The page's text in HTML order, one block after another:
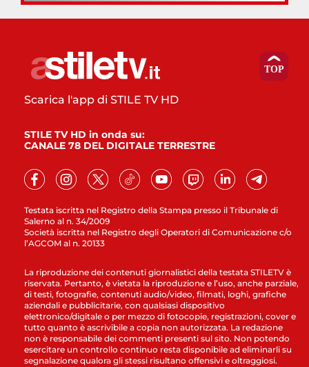
Testata iscritta nel Registro della Stampa presso il Tribunale di
Salerno al n. 34/2009
Società iscritta nel Registro degli Operatori di Comunicazione c/o
l’AGCOM al n. 20133
Scarica l'app di STILE TV HD
STILE TV HD in onda su:
CANALE 78 DEL DIGITALE TERRESTRE
La riproduzione dei contenuti giornalistici della testata STILETV è
riservata. Pertanto, è vietata la riproduzione e l’uso, anche parziale,
di testi, fotografie, contenuti audio/video, filmati, loghi, grafiche
aziendali e pubblicitarie, con qualsiasi dispositivo
elettronico/digitale o per mezzo di fotocopie, registrazioni, cover e
tutto quanto è ascrivibile a copia non autorizzata. La redazione
non è responsabile dei commenti presenti sul sito. Non potendo
esercitare un controllo continuo resta disponibile ad eliminarli su
segnalazione qualora gli stessi risultano offensivi e oltraggiosi.